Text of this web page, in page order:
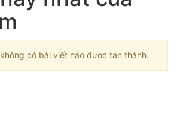
có bài viết nào được tán thành.